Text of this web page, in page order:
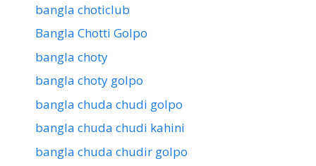
bangla choticlub
Bangla Chotti Golpo
bangla choty
bangla choty golpo
bangla chuda chudi golpo
bangla chuda chudi kahini
bangla chuda chudir golpo